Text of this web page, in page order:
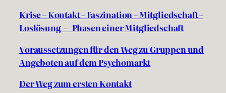
Krise – Kontakt – Faszination – Mitgliedschaft –
Loslösung – Phasen einer Mitgliedschaft
Voraussetzungen für den Weg zu Gruppen und
Angeboten auf dem Psychomarkt
Der Weg zum ersten Kontakt